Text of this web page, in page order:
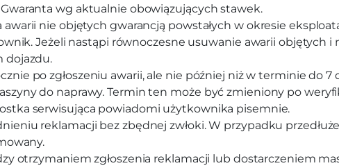
wg aktualnie obowiązujących stawek.
nie objętych gwarancją powstałych w okresie
Jeżeli nastąpi równoczesne usuwanie awarii objętych i
dojazdu.
po zgłoszeniu awarii, ale nie później niż w terminie do
do naprawy. Termin ten może być zmieniony po
serwisująca powiadomi użytkownika pisemnie.
reklamacji bez zbędnej zwłoki. W przypadku
otrzymaniem zgłoszenia reklamacji lub dostarczeniem